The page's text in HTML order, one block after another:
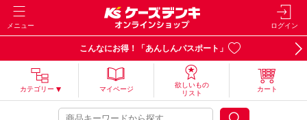
メニュー ログイン
こんなにお得！「あんしんパスポート」
カテゴリー マイページ
欲しいもの
リスト
カート